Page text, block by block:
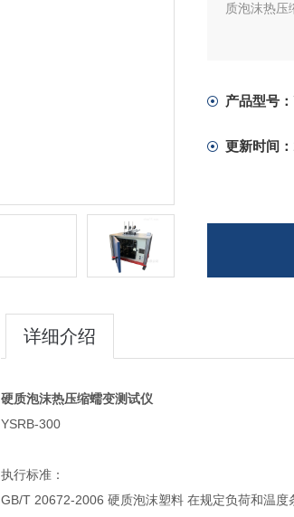
质泡沫热
产品型号：
更新时间：
详细介绍
硬质泡沫热压缩蠕变测试仪
YSRB-300
执行标准：
GB/T 20672-2006 硬质泡沫塑料 在规定负荷和温度